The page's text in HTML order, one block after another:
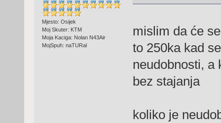
Mjesto: Osijek
Moj Skuter: KTM
Moja Kaciga: Nolan N43Air
MojSpuh: naTURal
mislim da će
to 250ka kad
neudobnosti, a
bez stajanja
koliko je